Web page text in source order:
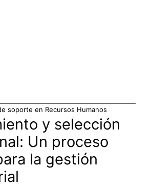
soporte en Recursos Humanos
y selección
Un proceso
la gestión